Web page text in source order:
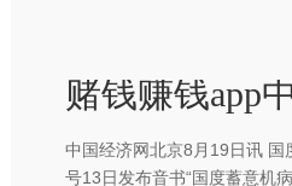
中国经济网北京8月19日讯 国
号13日发布音书“国度蓄意机